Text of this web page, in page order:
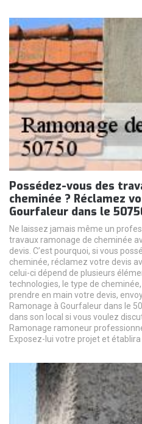
Possédez-vous des
cheminée ? Réclamez
Gourfaleur dans le
Ne laissez jamais même un
travaux ramonage de cheminée
devis. C’est pourquoi, si vous
cheminée, réclamez votre devis
celui-ci dépend de plusieurs
technologies, le type de
prendre en main votre devis,
Ramonage à Gourfaleur dans le
dans son local si vous voulez
Ramonage ramoneur
Exposez-lui votre projet et établira